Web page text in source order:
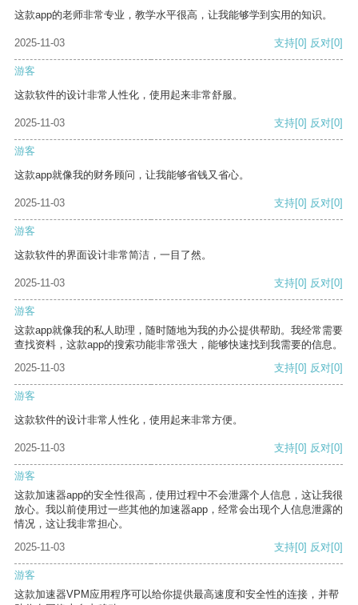
这款app的老师非常专业，教学水平很高，让我能够学到实用的知识。
2025-11-03 支持[0] 反对[0]
游客
这款软件的设计非常人性化，使用起来非常舒服。
2025-11-03 支持[0] 反对[0]
游客
这款app就像我的财务顾问，让我能够省钱又省心。
2025-11-03 支持[0] 反对[0]
游客
这款软件的界面设计非常简洁，一目了然。
2025-11-03 支持[0] 反对[0]
游客
这款app就像我的私人助理，随时随地为我的办公提供帮助。我经常需要
查找资料，这款app的搜索功能非常强大，能够快速找到我需要的信息。
2025-11-03
支持[0] 反对[0]
游客
这款软件的设计非常人性化，使用起来非常方便。
2025-11-03 支持[0] 反对[0]
游客
这款加速器app的安全性很高，使用过程中不会泄露个人信息，这让我很
放心。我以前使用过一些其他的加速器app，经常会出现个人信息泄露的
情况，这让我非常担心。
2025-11-03
支持[0] 反对[0]
游客
这款加速器VPM应用程序可以给你提供最高速度和安全性的连接，并帮